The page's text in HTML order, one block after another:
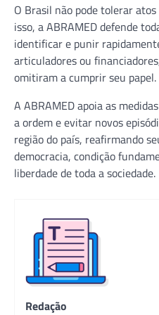
O Brasil não pode tolerar
isso, a ABRAMED defende
identificar e punir
articuladores ou
omitiram a cumprir seu papel.
A ABRAMED apoia as
a ordem e evitar novos
região do país, reafirmando
democracia, condição
liberdade de toda a sociedade.
Redação